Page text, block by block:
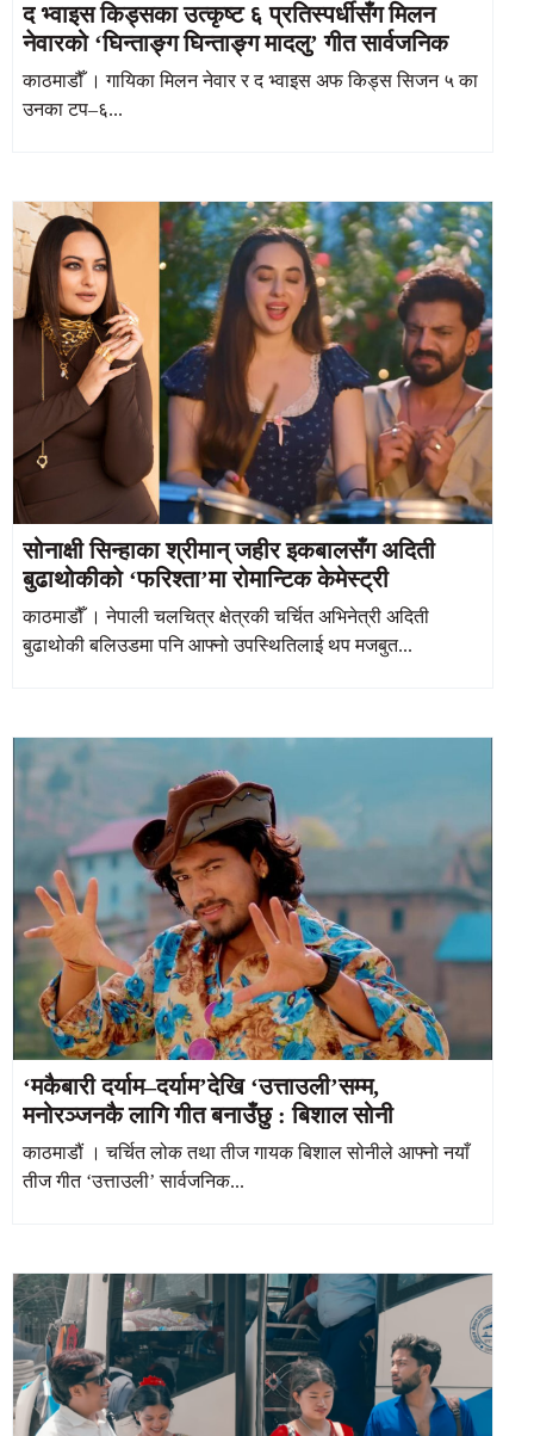
द भ्वाइस किड्सका उत्कृष्ट ६ प्रतिस्पर्धीसँग मिलन
नेवारको ‘घिन्ताङ्ग घिन्ताङ्ग मादलु’ गीत सार्वजनिक
काठमाडौँ । गायिका मिलन नेवार र द भ्वाइस अफ किड्स सिजन ५ का
उनका टप–६...
सोनाक्षी सिन्हाका श्रीमान् जहीर इकबालसँग अदिती
बुढाथोकीको ‘फरिश्ता’मा रोमान्टिक केमेस्ट्री
काठमाडौँ । नेपाली चलचित्र क्षेत्रकी चर्चित अभिनेत्री अदिती
बुढाथोकी बलिउडमा पनि आफ्नो उपस्थितिलाई थप मजबुत...
‘मकैबारी दर्याम–दर्याम’देखि ‘उत्ताउली’सम्म,
मनोरञ्जनकै लागि गीत बनाउँछु : बिशाल सोनी
काठमाडौं । चर्चित लोक तथा तीज गायक बिशाल सोनीले आफ्नो नयाँ
तीज गीत ‘उत्ताउली’ सार्वजनिक...